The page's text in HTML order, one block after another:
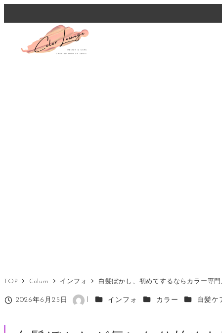
イ
TOP Colum インフォ 白髪ぼかし、初めてするならカラー専
投稿日
2026年6月25日
著
l カテゴリー
インフォ カテゴリー
カラー カテゴリー
白髪ケ